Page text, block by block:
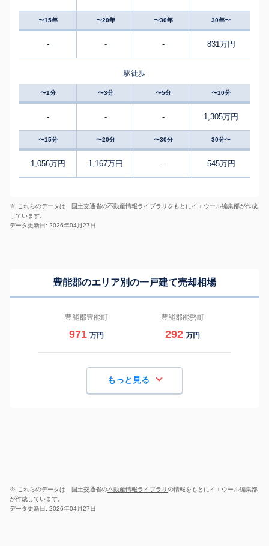
〜15年 〜20年 〜30年 30年〜
- - - 831万円
駅徒歩
〜1分 〜3分 〜5分 〜10分
- - - 1,305万円
〜15分 〜20分 〜30分 30分〜
1,056万円 1,167万円 - 545万円
※ これらのデータは、国土交通省の不動産情報ライブラリ をもとにイエウール編集部が作成
しています。
データ更新日: 2026年04月27日
豊能郡のエリア別の一戸建て売却相場
豊能郡豊能町
971 万円
豊能郡能勢町
292 万円
もっと見る
※ これらのデータは、国土交通省の不動産情報ライブラリの情報をもとにイエウール編集部
が作成しています。
データ更新日: 2026年04月27日